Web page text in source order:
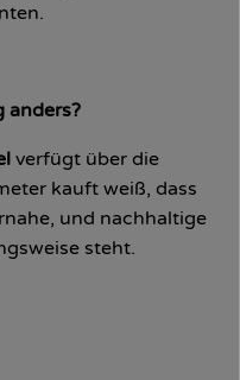
anders?
verfügt über die
kauft weiß, dass
und nachhaltige
steht.